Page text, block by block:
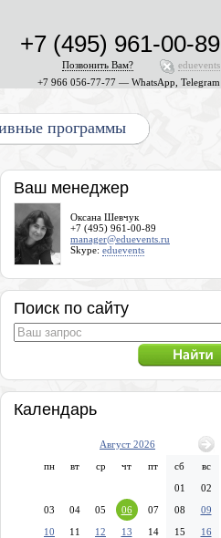
программы
+7 966 056-77-77 — WhatsApp, Telegram
eduevents
Позвонить Вам?
+7 (495) 961-00-89
Ваш менеджер
Оксана Шевчук
+7 (495) 961-00-89
manager@eduevents.ru
Skype: eduevents
Поиск по сайту
Календарь
Август 2026
пн
вт ср чт пт сб
вс
01
02
03
04 05 06 07 08
09
10
11 12 13 14 15
16